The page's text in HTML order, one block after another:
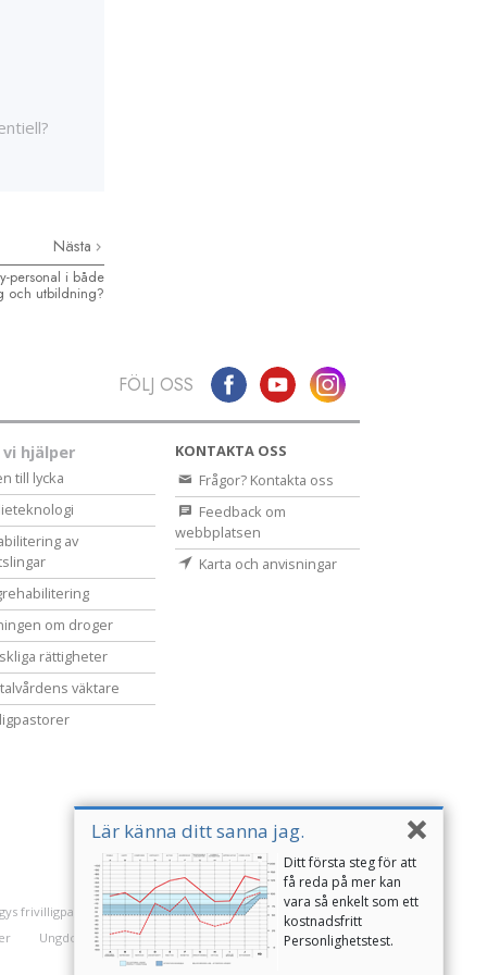
Nästa
personal i både
och utbildning?
Lär känna ditt sanna jag.
Ditt första steg för att
få reda på mer kan
vara så enkelt som ett
kostnadsfritt
Personlighetstest.
FÖLJ OSS
vi hjälper
till lycka
av
om droger
rättigheter
väktare
KONTAKTA OSS
Frågor? Kontakta oss
Feedback om
webbplatsen
Karta och anvisningar
frivilligpastorer
Ungdomar för mänskliga rättigheter